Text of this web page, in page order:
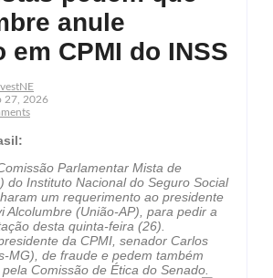
anule
em CPMI do INSS
27, 2026
Parlamentar Mista de
do Instituto Nacional do Seguro Social
um requerimento ao presidente
Alcolumbre (União-AP), para pedir a
desta quinta-feira (26).
da CPMI, senador Carlos
MG), de fraude e pedem também
Comissão de Ética do Senado.